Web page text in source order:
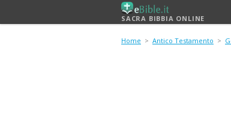
SACRA BIBBIA ONLINE
Home > Antico Testamento >